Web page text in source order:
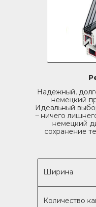
Надежный,
немецкий
Идеальный
– ничего
немецкий
сохранение
Ширина
Количество